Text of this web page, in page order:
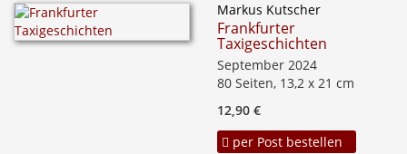
Markus Kutscher
Frankfurter
Taxigeschichten
September 2024
80 Seiten, 13,2 x 21 cm
12,90 €
per Post bestellen